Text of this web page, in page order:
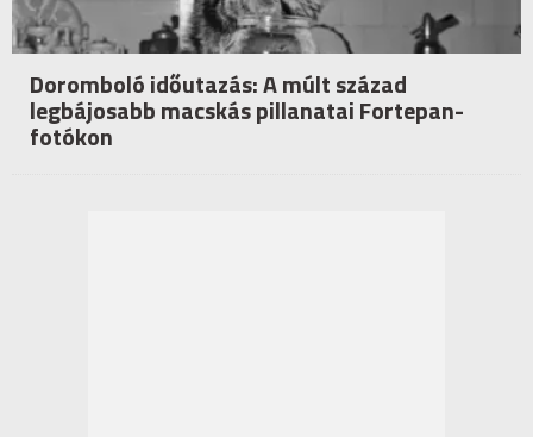
Doromboló időutazás: A múlt század
legbájosabb macskás pillanatai Fortepan-
fotókon